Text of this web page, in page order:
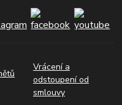
Vrácení a
odstoupení od
smlouvy